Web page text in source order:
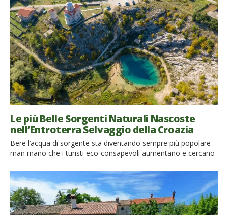
Le più Belle Sorgenti Naturali Nascoste
nell’Entroterra Selvaggio della Croazia
Bere l’acqua di sorgente sta diventando sempre più popolare
man mano che i turisti eco-consapevoli aumentano e cercano
anche con delle proprietà particolari. Le scoperte scientifiche
del dr. Masaru Emoto sui cristalli di ghiaccio sono molto
interessanti e sembrano rivelare un potere nascosto
dell’acqua, ancora avvolto dal mistero. Dallo […]